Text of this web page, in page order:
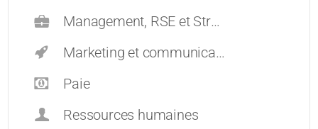
Management, RSE et Stratégie
Marketing et communication
Paie
Ressources humaines